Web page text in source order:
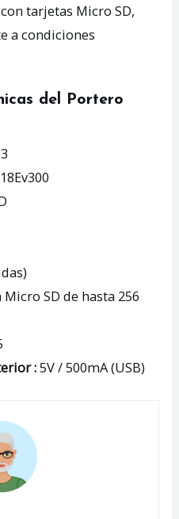
tarjetas Micro SD,
a condiciones
del Portero
SD de hasta 256
:5V / 500mA (USB)